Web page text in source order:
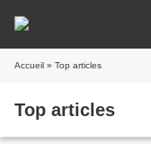
Accueil » Top articles
Top articles